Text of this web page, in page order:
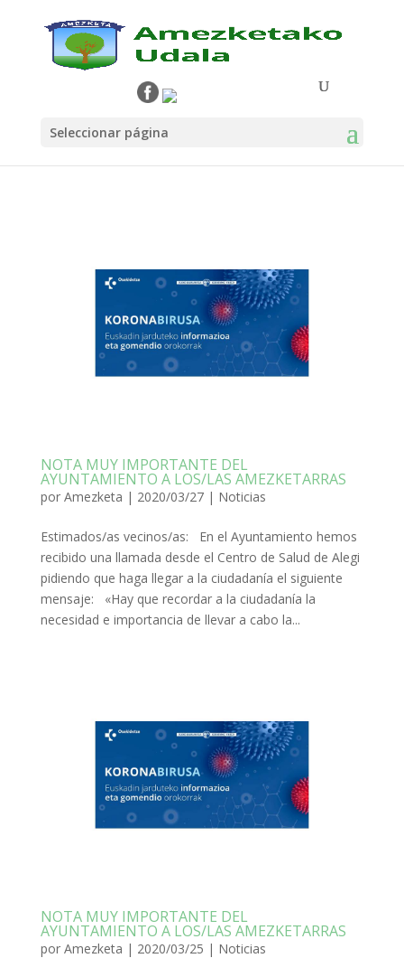
Seleccionar página
NOTA MUY IMPORTANTE DEL
AYUNTAMIENTO A LOS/LAS AMEZKETARRAS
por Amezketa | 2020/03/27| Noticias
Estimados/as vecinos/as: En el Ayuntamiento hemos
recibido una llamada desde el Centro de Salud de Alegi
pidiendo que haga llegar a la ciudadanía el siguiente
mensaje: «Hay que recordar a la ciudadanía la
necesidad e importancia de llevar a cabo la...
NOTA MUY IMPORTANTE DEL
AYUNTAMIENTO A LOS/LAS AMEZKETARRAS
por Amezketa | 2020/03/25 | Noticias